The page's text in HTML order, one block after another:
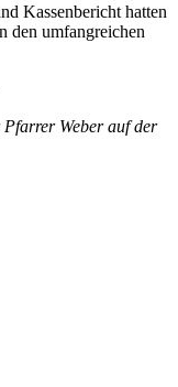
Kassenbericht hatten
den umfangreichen
Weber auf der